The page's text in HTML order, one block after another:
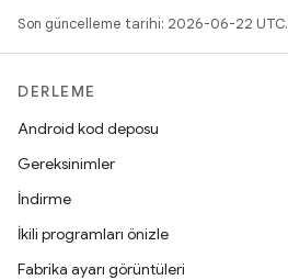
Son güncelleme tarihi: 2026-06-22 UTC.
DERLEME
Android kod deposu
Gereksinimler
İndirme
İkili programları önizle
Fabrika ayarı görüntüleri